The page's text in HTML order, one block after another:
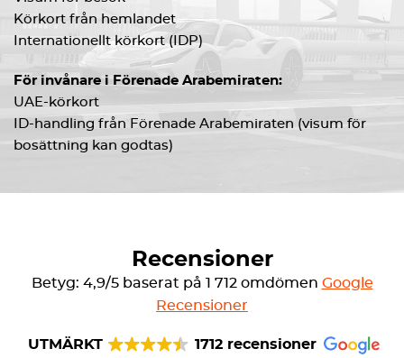
Körkort från hemlandet
Internationellt körkort (IDP)
För invånare i Förenade Arabemiraten:
UAE-körkort
ID-handling från Förenade Arabemiraten (visum för
bosättning kan godtas)
Recensioner
Betyg: 4,9/5 baserat på 1 712 omdömen Google
Recensioner
UTMÄRKT 1712 recensioner